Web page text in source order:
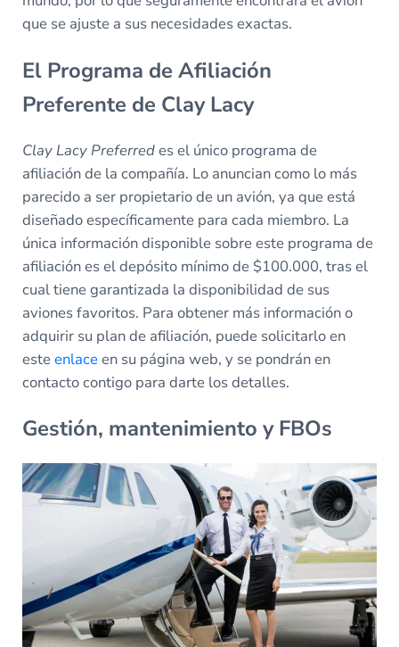
que se ajuste a sus necesidades exactas.
El Programa de Afiliación
Preferente de Clay Lacy
Clay Lacy Preferredes el único programa de
afiliación de la compañía. Lo anuncian como lo más
parecido a ser propietario de un avión, ya que está
diseñado específicamente para cada miembro. La
única información disponible sobre este programa de
afiliación es el depósito mínimo de $100.000, tras el
cual tiene garantizada la disponibilidad de sus
aviones favoritos. Para obtener más información o
adquirir su plan de afiliación, puede solicitarlo en
esteenlaceen su página web, y se pondrán en
contacto contigo para darte los detalles.
Gestión, mantenimiento y FBOs